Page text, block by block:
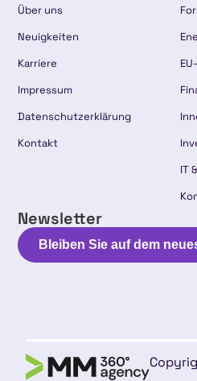
Über uns
Neuigkeiten
Karriere
Impressum
Datenschutzerklärung
Kontakt
IT
Newsletter
Bleiben Sie auf dem